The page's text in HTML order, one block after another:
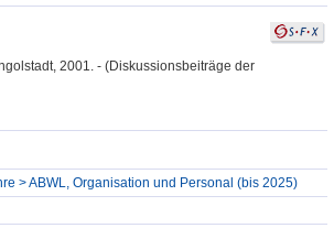
2001. - (Diskussionsbeiträge der
> ABWL, Organisation und Personal (bis 2025)